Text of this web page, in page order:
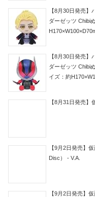
【8月30日発売
ダーゼッツ Chibi
【8月30日発売
ダーゼッツ Chibi
イズ：約
【8月31日発売
【9月2日発売】
Disc） - V.A.
【9月2日発売】